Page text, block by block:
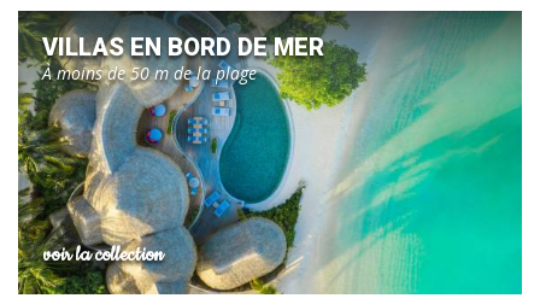
VILLAS EN BORD DE MER
À moins de 50 m de la plage
voir la collection